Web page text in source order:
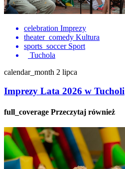
celebration Imprezy
theater_comedy Kultura
sports_soccerSport
Tuchola
calendar_month 2 lipca
Imprezy Lata 2026 w Tucholi
full_coverage Przeczytaj również